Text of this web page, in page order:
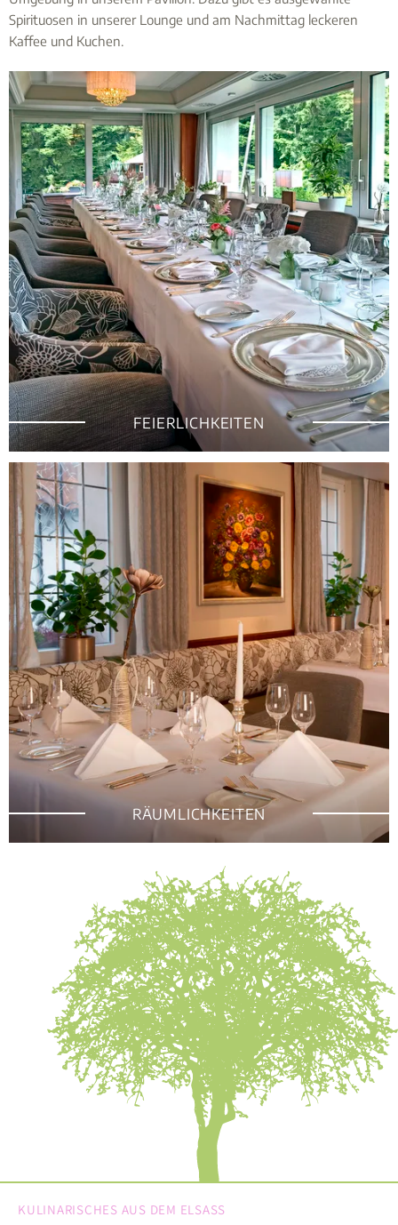
Spirituosen in unserer Lounge und am Nachmittag leckeren
Kaffee und Kuchen.
FEIERLICHKEITEN
RÄUMLICHKEITEN
KULINARISCHES AUS DEM ELSASS